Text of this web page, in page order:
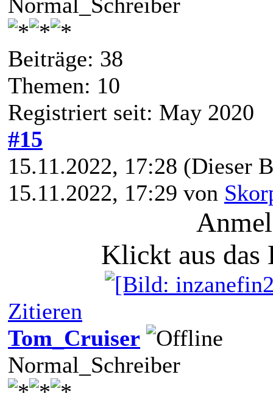
Beiträge: 38
Themen: 10
Registriert seit: May 2020
#15
15.11.2022, 17:28 (Dieser
15.11.2022, 17:29 von
Klickt aus
Zitieren
Tom_Cruiser
Normal_Schreiber